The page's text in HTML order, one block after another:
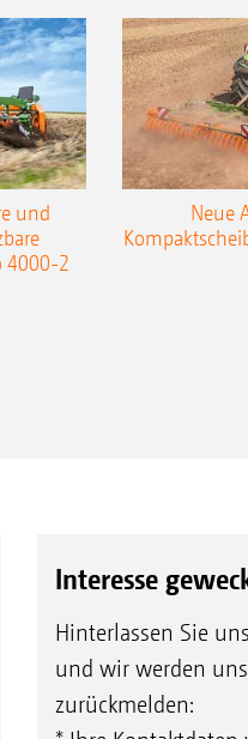
und
4000-2
Neue
Interesse
Hinterlassen Sie
und wir werden
zurückmelden: